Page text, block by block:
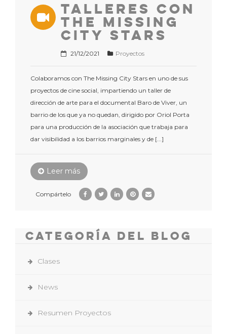
Talleres con
The Missing
City Stars
21/12/2021
Leer más
Categoría del Blog
Clases
News
Resumen Proyectos